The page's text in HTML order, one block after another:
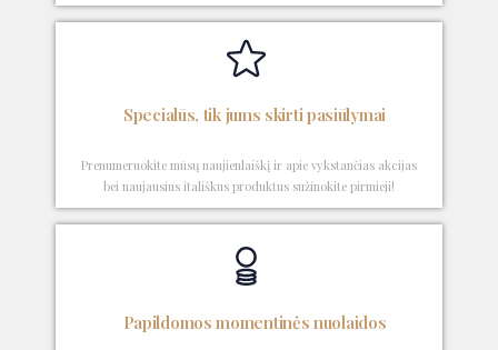
Specialūs, tik jums skirti pasiūlymai
Prenumeruokite mūsų naujienlaiškį ir apie vykstančias akcijas
bei naujausius itališkus produktus sužinokite pirmieji!
Papildomos momentinės nuolaidos